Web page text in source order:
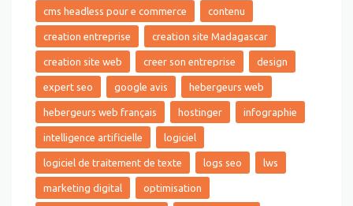
cms headless pour e commerce contenu
creation entreprise creation site Madagascar
creation site web creer son entreprise design
expert seo google avis hebergeurs web
hebergeurs web français hostinger infographie
intelligence artificielle logiciel
logiciel de traitement de texte logs seo lws
marketing digital optimisation